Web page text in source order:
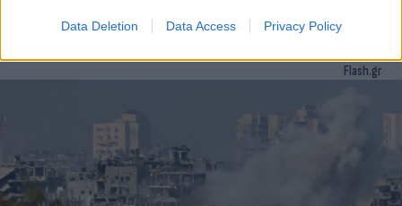
Data Deletion Data Access Privacy Policy
03.11.2023 21:34
Flash.gr